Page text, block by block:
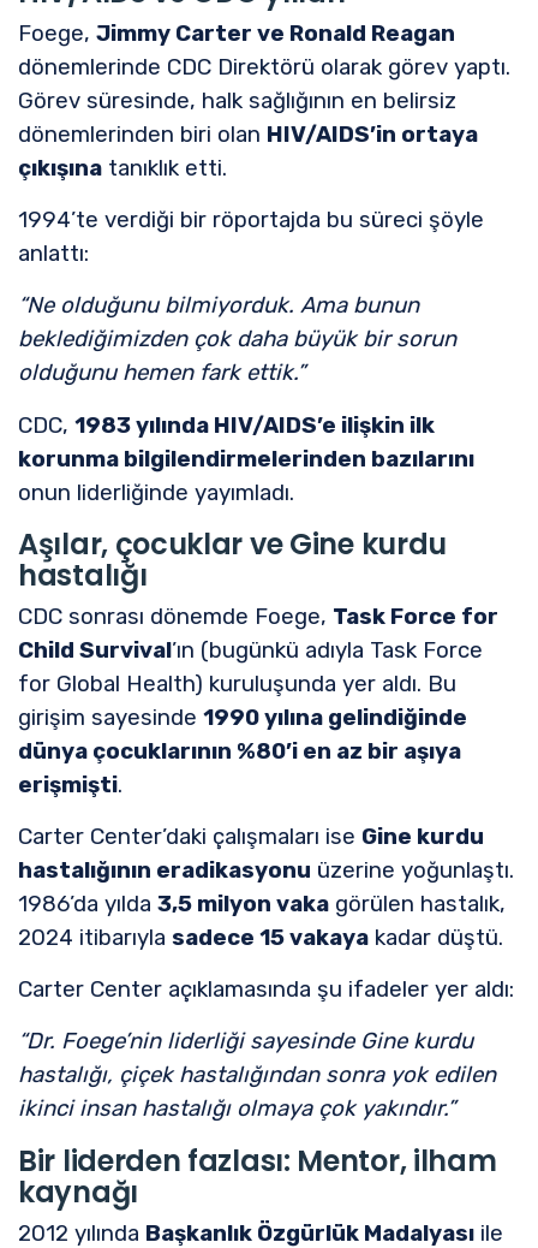
Foege, Jimmy Carter ve Ronald Reagan
dönemlerinde CDC Direktörü olarak görev yaptı.
Görev süresinde, halk sağlığının en belirsiz
dönemlerinden biri olan HIV/AIDS’in ortaya
çıkışına tanıklık etti.
1994’te verdiği bir röportajda bu süreci şöyle
anlattı:
“Ne olduğunu bilmiyorduk. Ama bunun
beklediğimizden çok daha büyük bir sorun
olduğunu hemen fark ettik.”
CDC, 1983 yılında HIV/AIDS’e ilişkin ilk
korunma bilgilendirmelerinden bazılarını
onun liderliğinde yayımladı.
Aşılar, çocuklar ve Gine kurdu
hastalığı
CDC sonrası dönemde Foege, Task Force for
Child Survival’ın (bugünkü adıyla Task Force
for Global Health) kuruluşunda yer aldı. Bu
girişim sayesinde 1990 yılına gelindiğinde
dünya çocuklarının %80’i en az bir aşıya
erişmişti.
Carter Center’daki çalışmaları ise Gine kurdu
hastalığının eradikasyonu üzerine yoğunlaştı.
1986’da yılda 3,5 milyon vaka görülen hastalık,
2024 itibarıyla sadece 15 vakaya kadar düştü.
Carter Center açıklamasında şu ifadeler yer aldı:
“Dr. Foege’nin liderliği sayesinde Gine kurdu
hastalığı, çiçek hastalığından sonra yok edilen
ikinci insan hastalığı olmaya çok yakındır.”
Bir liderden fazlası: Mentor, ilham
kaynağı
2012 yılında Başkanlık Özgürlük Madalyası ile